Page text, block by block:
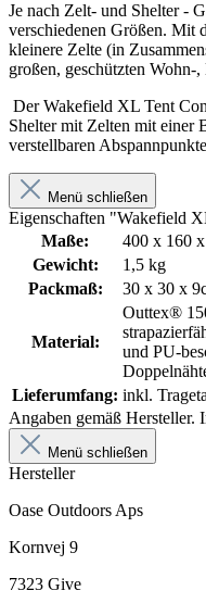
Je nach Zelt- und Shelter -
verschiedenen Größen. Mit
kleinere Zelte (in
großen, geschützten Wohn-
Der Wakefield XL Tent
Shelter mit Zelten mit einer
verstellbaren
Menü schließen
Eigenschaften "Wakefield
Maße:
400 x 160
Gewicht:
1,5 kg
Packmaß:
30 x 30 x
Material:
Outtex®
und PU-
Lieferumfang: inkl.
Angaben gemäß Hersteller.
Menü schließen
Hersteller
Oase Outdoors Aps
Kornvej 9
7323 Give